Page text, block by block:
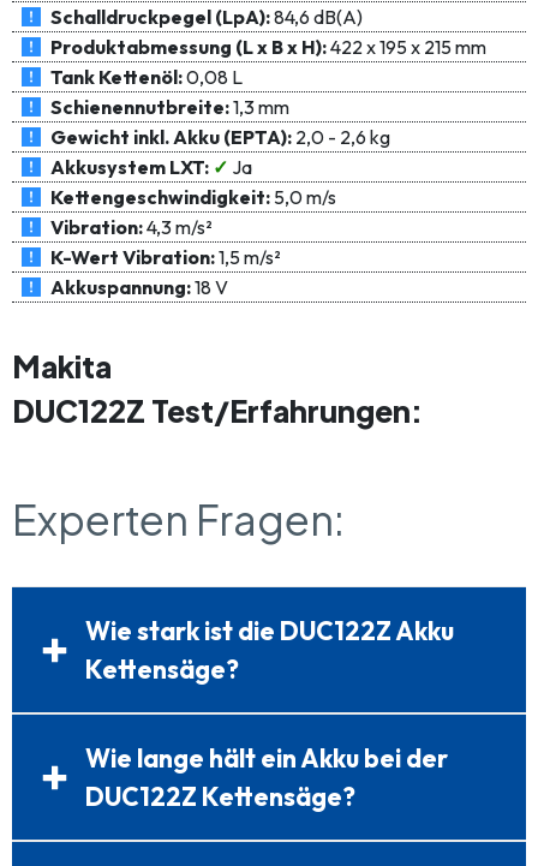
Schalldruckpegel (LpA):84,6 dB(A)
Produktabmessung (L x B x H):422 x 195 x 215 mm
Tank Kettenöl:0,08 L
Schienennutbreite:1,3 mm
Gewicht inkl. Akku (EPTA): 2,0 - 2,6 kg
Akkusystem LXT: ✓ Ja
Kettengeschwindigkeit: 5,0 m/s
Vibration:4,3 m/s²
K-Wert Vibration:1,5 m/s²
Akkuspannung:18 V
Makita
DUC122Z Test/Erfahrungen:
Experten Fragen:
Wie stark ist die DUC122Z Akku
Kettensäge?
Wie lange hält ein Akku bei der
DUC122Z Kettensäge?